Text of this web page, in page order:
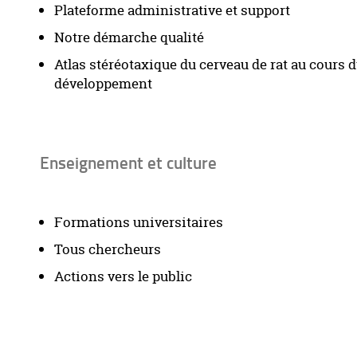
Plateforme administrative et support
Notre démarche qualité
Atlas stéréotaxique du cerveau de rat au cours
développement
Enseignement et culture
Formations universitaires
Tous chercheurs
Actions vers le public